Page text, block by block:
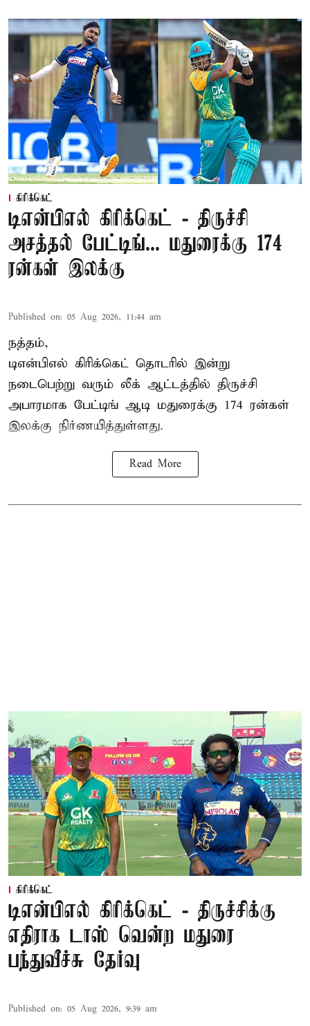
கிரிக்கெட்
டிஎன்பிஎல் கிரிக்கெட் - திருச்சி
அசத்தல் பேட்டிங்... மதுரைக்கு 174
ரன்கள் இலக்கு
Published on: 05 Aug 2026, 11:44 am
நத்தம்,
டிஎன்பிஎல் கிரிக்கெட் தொடரில் இன்று
நடைபெற்று வரும் லீக் ஆட்டத்தில் திருச்சி
அபாரமாக பேட்டிங் ஆடி மதுரைக்கு 174 ரன்கள்
இலக்கு நிர்ணயித்துள்ளது.
Read More
கிரிக்கெட்
டிஎன்பிஎல் கிரிக்கெட் - திருச்சிக்கு
எதிராக டாஸ் வென்ற மதுரை
பந்துவீச்சு தேர்வு
Published on: 05 Aug 2026, 9:39 am